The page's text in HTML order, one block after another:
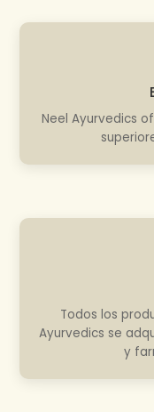
Neel Ayurvedics
Todos los
Ayurvedics se
y